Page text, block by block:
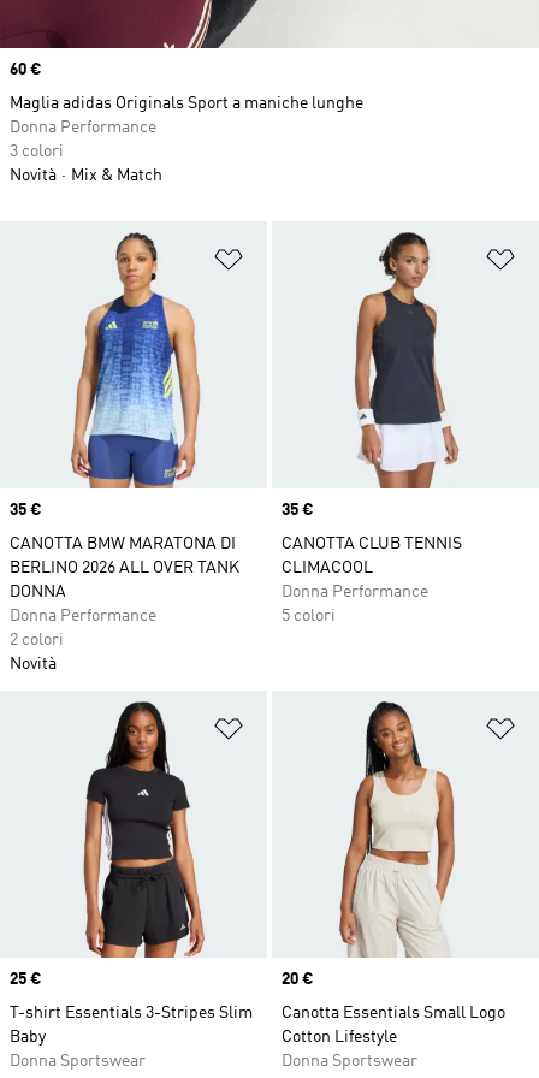
Aggiungi alla lista dei desideri
Price
35 €
CANOTTA BMW MARATONA DI
BERLINO 2026 ALL OVER TANK
DONNA
Donna Performance
2 colori
Novità
Price
35 €
CANOTTA CLUB TENNIS
CLIMACOOL
Donna Performance
5 colori
Aggiungi alla lista dei desideri
Price
25 €
T-shirt Essentials 3-Stripes Slim
Baby
Donna Sportswear
Price
20 €
Canotta Essentials Small Logo
Cotton Lifestyle
Donna Sportswear
Price
60 €
Maglia adidas Originals Sport a maniche lunghe
Donna Performance
3 colori
Novità
Mix & Match